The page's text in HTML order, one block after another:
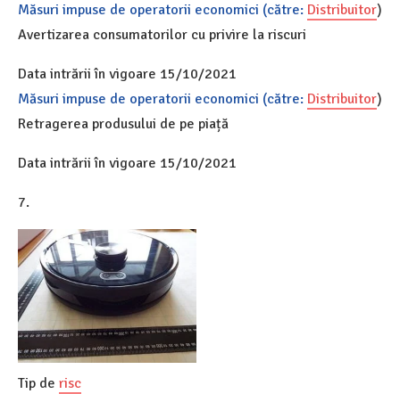
Măsuri impuse de operatorii economici (către: Distribuitor)
Avertizarea consumatorilor cu privire la riscuri
Data intrării în vigoare 15/10/2021
Măsuri impuse de operatorii economici (către: Distribuitor)
Retragerea produsului de pe piață
Data intrării în vigoare 15/10/2021
7.
Tip de risc